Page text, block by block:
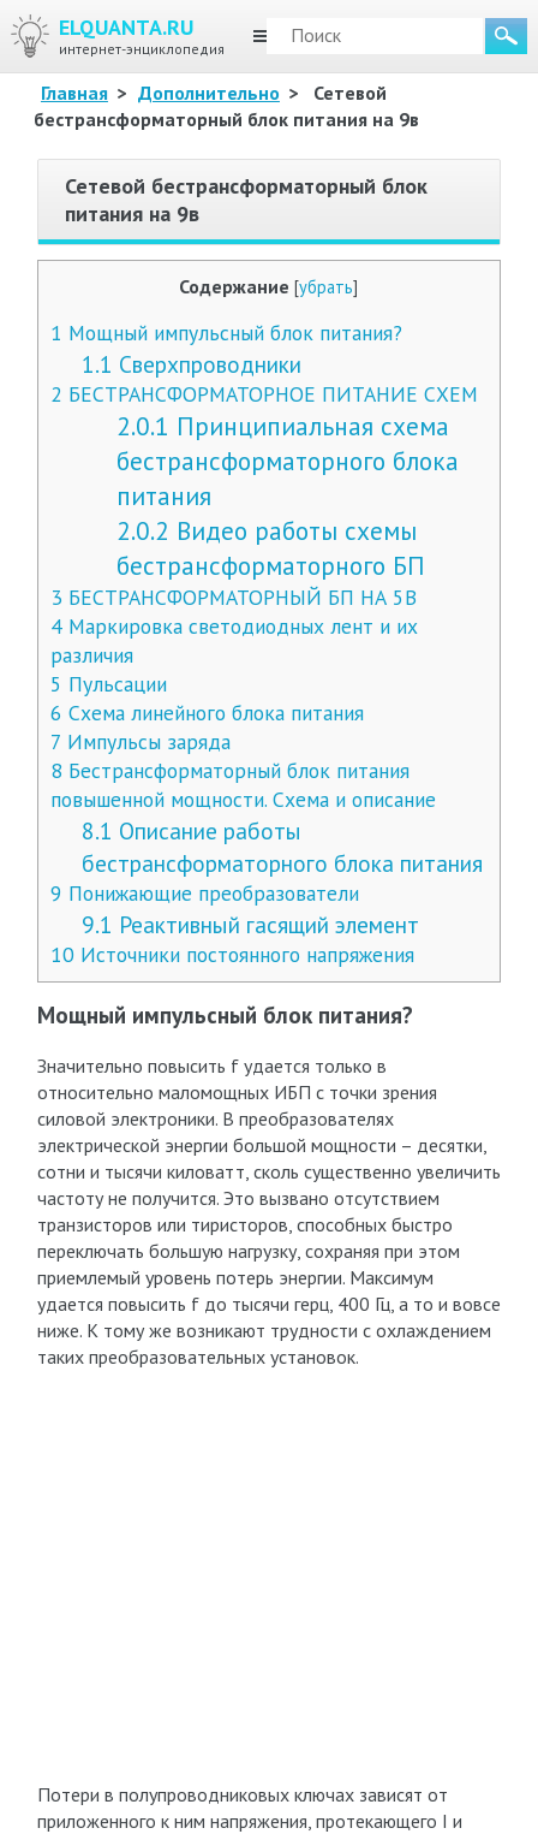
ELQUANTA.RU
интернет-энциклопедия
МЕНЮ
Главная > Дополнительно >
Сетевой
бестрансформаторный блок питания на 9в
Сетевой бестрансформаторный блок
питания на 9в
Содержание [убрать]
1 Мощный импульсный блок питания?
1.1 Сверхпроводники
2 БЕСТРАНСФОРМАТОРНОЕ ПИТАНИЕ СХЕМ
2.0.1 Принципиальная схема
бестрансформаторного блока
питания
2.0.2 Видео работы схемы
бестрансформаторного БП
3 БЕСТРАНСФОРМАТОРНЫЙ БП НА 5В
4Маркировка светодиодных лент и их
различия
5 Пульсации
6 Схема линейного блока питания
7 Импульсы заряда
8 Бестрансформаторный блок питания
повышенной мощности. Схема и описание
8.1 Описание работы
бестрансформаторного блока питания
9 Понижающие преобразователи
9.1 Реактивный гасящий элемент
10Источники постоянного напряжения
Мощный импульсный блок питания?
Значительно повысить f удается только в
относительно маломощных ИБП с точки зрения
силовой электроники. В преобразователях
электрической энергии большой мощности – десятки,
сотни и тысячи киловатт, сколь существенно увеличить
частоту не получится. Это вызвано отсутствием
транзисторов или тиристоров, способных быстро
переключать большую нагрузку, сохраняя при этом
приемлемый уровень потерь энергии. Максимум
удается повысить f до тысячи герц, 400 Гц, а то и вовсе
ниже. К тому же возникают трудности с охлаждением
таких преобразовательных установок.
Потери в полупроводниковых ключах зависят от
приложенного к ним напряжения, протекающего I и